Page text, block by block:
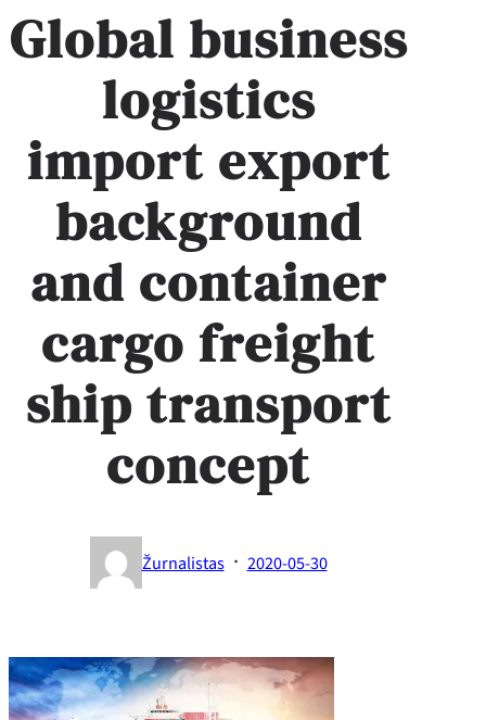
Global business
logistics
import export
background
and container
cargo freight
ship transport
concept
Žurnalistas · 2020-05-30